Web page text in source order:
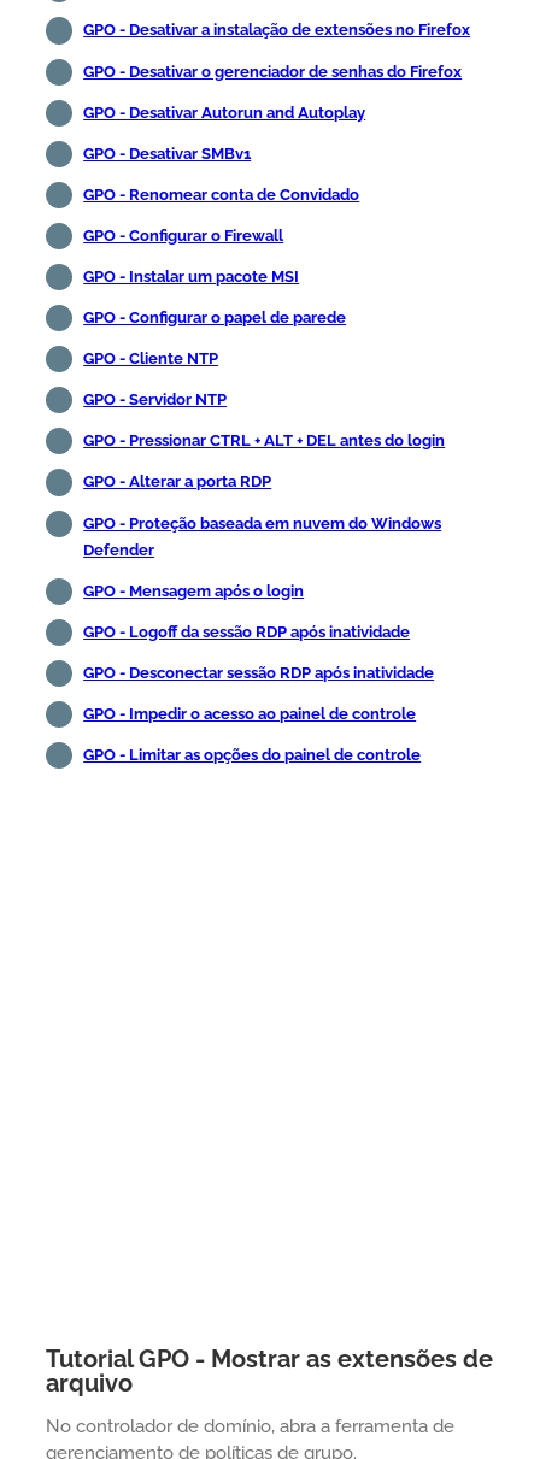
GPO - Desativar a instalação de extensões no Firefox
GPO - Desativar o gerenciador de senhas do Firefox
GPO - Desativar Autorun and Autoplay
GPO - Desativar SMBv1
GPO - Renomear conta de Convidado
GPO - Configurar o Firewall
GPO - Instalar um pacote MSI
GPO - Configurar o papel de parede
GPO - Cliente NTP
GPO - Servidor NTP
GPO - Pressionar CTRL + ALT + DEL antes do login
GPO - Alterar a porta RDP
GPO - Proteção baseada em nuvem do Windows
Defender
GPO - Mensagem após o login
GPO - Logoff da sessão RDP após inatividade
GPO - Desconectar sessão RDP após inatividade
GPO - Impedir o acesso ao painel de controle
GPO - Limitar as opções do painel de controle
Tutorial GPO - Mostrar as extensões de
arquivo
No controlador de domínio, abra a ferramenta de
gerenciamento de políticas de grupo.